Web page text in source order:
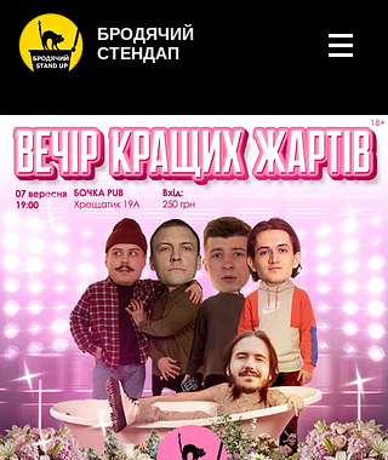
БРОДЯЧИЙ
СТЕНДАП